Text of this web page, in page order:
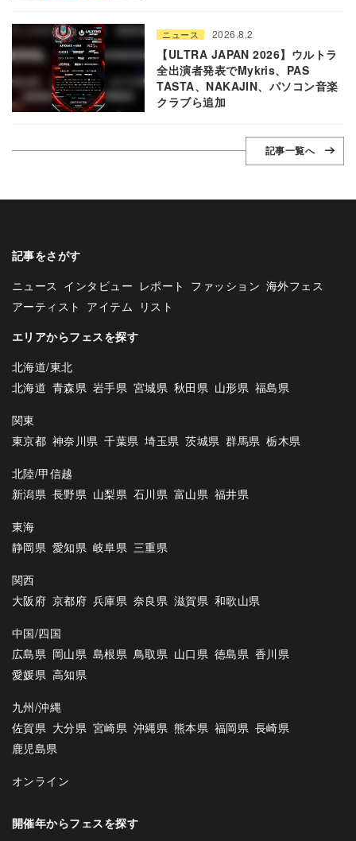
ニュース 2026.8.2
【ULTRA JAPAN 2026】ウルトラ
全出演者発表でMykris、PAS
TASTA、NAKAJIN、パソコン音楽
クラブら追加
記事一覧へ
記事をさがす
ニュース インタビュー レポート ファッション 海外フェス
アーティスト アイテム
リスト
エリアからフェスを探す
北海道/東北
北海道 青森県 岩手県 宮城県 秋田県 山形県 福島県
関東
東京都 神奈川県 千葉県 埼玉県 茨城県 群馬県 栃木県
北陸/甲信越
新潟県 長野県 山梨県 石川県 富山県 福井県
東海
静岡県 愛知県 岐阜県 三重県
関西
大阪府 京都府 兵庫県 奈良県 滋賀県 和歌山県
中国/四国
広島県 岡山県 島根県 鳥取県 山口県 徳島県 香川県
愛媛県 高知県
九州/沖縄
佐賀県 大分県 宮崎県 沖縄県 熊本県 福岡県 長崎県
鹿児島県
オンライン
開催年からフェスを探す